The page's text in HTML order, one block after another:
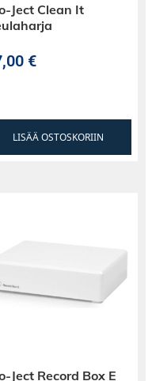
Ject Clean It
€
LISÄÄ OSTOSKORIIN
Ject Record Box E